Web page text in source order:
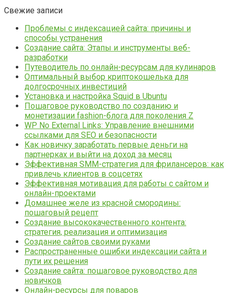
Свежие записи
Проблемы с индексацией сайта: причины и
способы устранения
Создание сайта: Этапы и инструменты веб-
разработки
Путеводитель по онлайн-ресурсам для кулинаров
Оптимальный выбор криптокошелька для
долгосрочных инвестиций
Установка и настройка Squid в Ubuntu
Пошаговое руководство по созданию и
монетизации fashion-блога для поколения Z
WP No External Links: Управление внешними
ссылками для SEO и безопасности
Как новичку заработать первые деньги на
партнерках и выйти на доход за месяц
Эффективная SMM-стратегия для фрилансеров: как
привлечь клиентов в соцсетях
Эффективная мотивация для работы с сайтом и
онлайн-проектами
Домашнее желе из красной смородины:
пошаговый рецепт
Создание высококачественного контента:
стратегия, реализация и оптимизация
Создание сайтов своими руками
Распространенные ошибки индексации сайта и
пути их решения
Создание сайта: пошаговое руководство для
новичков
Онлайн-ресурсы для поваров